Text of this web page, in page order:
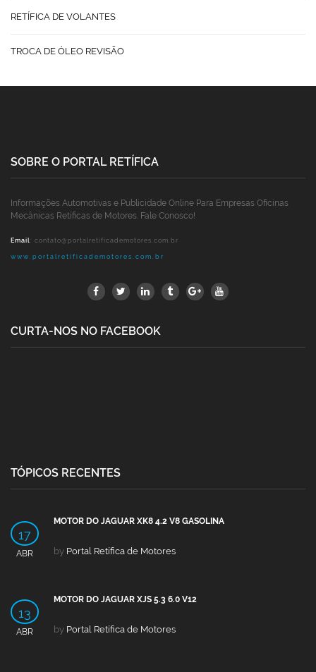
RETÍFICA DE VOLANTES
TROCA DE ÓLEO REVISÃO
SOBRE O PORTAL RETÍFICA
Informações Automotivas e Publicidade Online Para Empresas Oficinas
Mecânicas Retíficas de Motores. Fale Conosco!
Email: contato@portalretificademotores.com.br
www.portalretificademotores.com.br
CURTA-NOS NO FACEBOOK
TÓPICOS RECENTES
17
ABR
MOTOR DO JAGUAR XK8 4.2 V8 GASOLINA
by Portal Retífica de Motores
13
ABR
MOTOR DO JAGUAR XJS 5.3 6.0 V12
by Portal Retífica de Motores